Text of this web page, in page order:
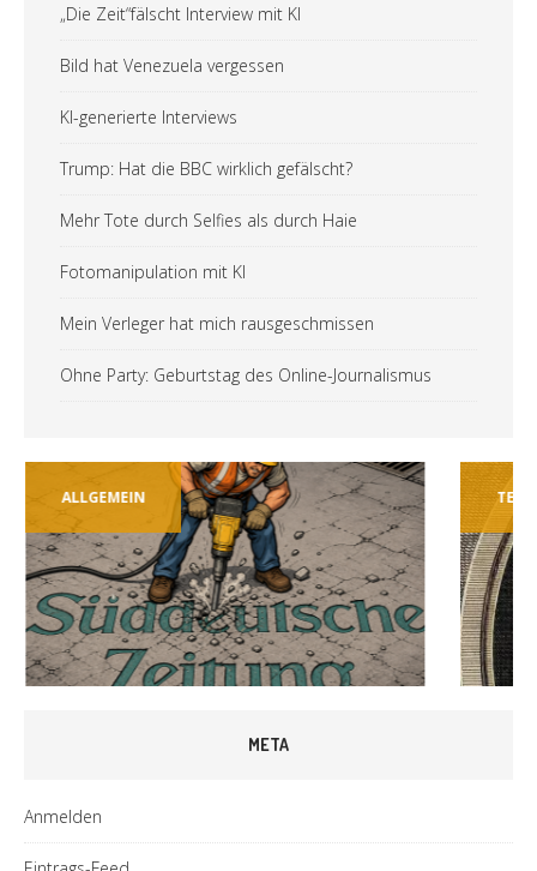
„Die Zeit“fälscht Interview mit KI
Bild hat Venezuela vergessen
KI-generierte Interviews
Trump: Hat die BBC wirklich gefälscht?
Mehr Tote durch Selfies als durch Haie
Fotomanipulation mit KI
Mein Verleger hat mich rausgeschmissen
Ohne Party: Geburtstag des Online-Journalismus
ALLGEMEIN
META
Anmelden